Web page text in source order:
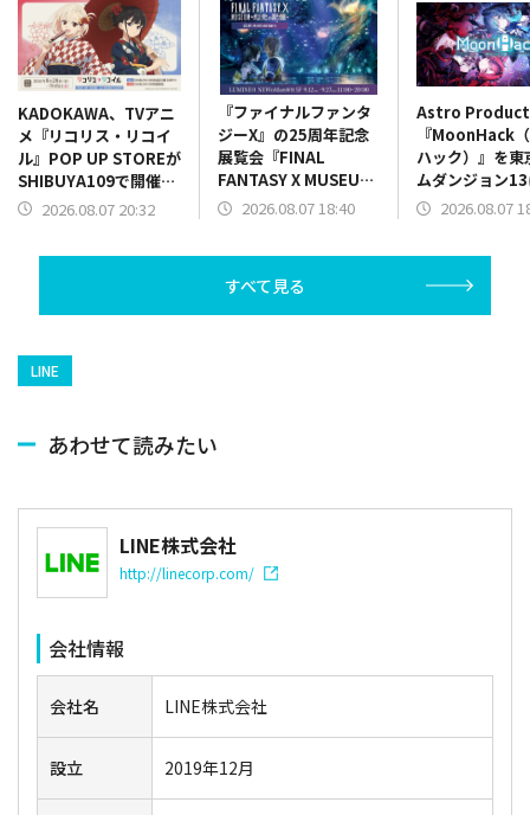
KADOKAWA、TVアニ
メ『リコリス・リコイ
ル』POP UP STOREが
SHIBUYA109で開催決
定 2026.08.07 20:32
『ファイナルファンタ
ジーX』の25周年記念
展覧会『FINAL
FANTASY X MUSEUM-
幻光の記憶-』チケット
2026.08.07 18:40
Astro
『MoonHack
ハック）』を東
ムダンジョン
展！リズムアク
2026.08.07
すべて見る
LINE
あわせて読みたい
LINE株式会社
http://linecorp.com/
会社情報
会社名 LINE株式会社
設立 2019年12月